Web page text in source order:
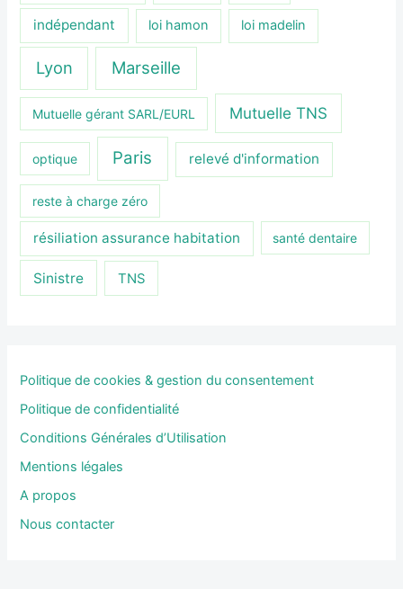
indépendant loi hamon loi madelin
Lyon Marseille
Mutuelle gérant SARL/EURL Mutuelle TNS
optique Paris relevé d'information
reste à charge zéro
résiliation assurance habitation santé dentaire
Sinistre TNS
Politique de cookies & gestion du consentement
Politique de confidentialité
Conditions Générales d’Utilisation
Mentions légales
A propos
Nous contacter